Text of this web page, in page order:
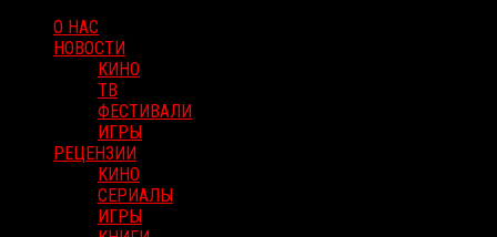
О НАС
НОВОСТИ
КИНО
ТВ
ФЕСТИВАЛИ
ИГРЫ
РЕЦЕНЗИИ
КИНО
СЕРИАЛЫ
ИГРЫ